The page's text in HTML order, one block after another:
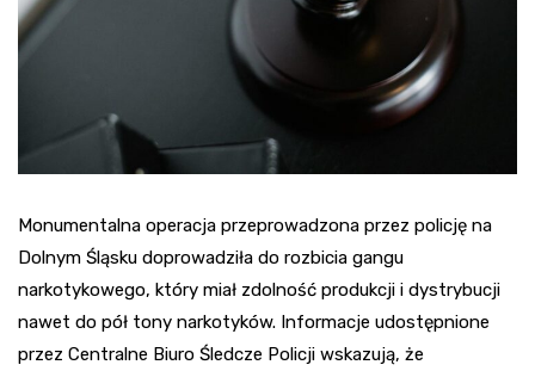
Monumentalna operacja przeprowadzona przez policję na
Dolnym Śląsku doprowadziła do rozbicia gangu
narkotykowego, który miał zdolność produkcji i dystrybucji
nawet do pół tony narkotyków. Informacje udostępnione
przez Centralne Biuro Śledcze Policji wskazują, że